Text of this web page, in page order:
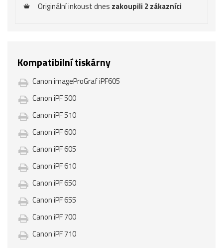
Originální inkoust dnes zakoupili 2 zákazníci
Kompatibilní tiskárny
Canon imageProGraf iPF605
Canon iPF 500
Canon iPF 510
Canon iPF 600
Canon iPF 605
Canon iPF 610
Canon iPF 650
Canon iPF 655
Canon iPF 700
Canon iPF 710